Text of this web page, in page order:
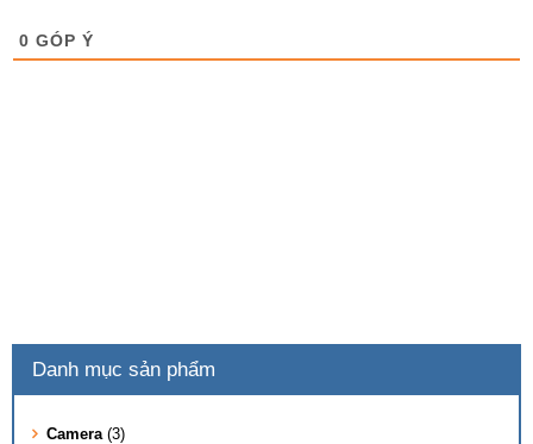
0 GÓP Ý
Danh mục sản phẩm
Camera (3)